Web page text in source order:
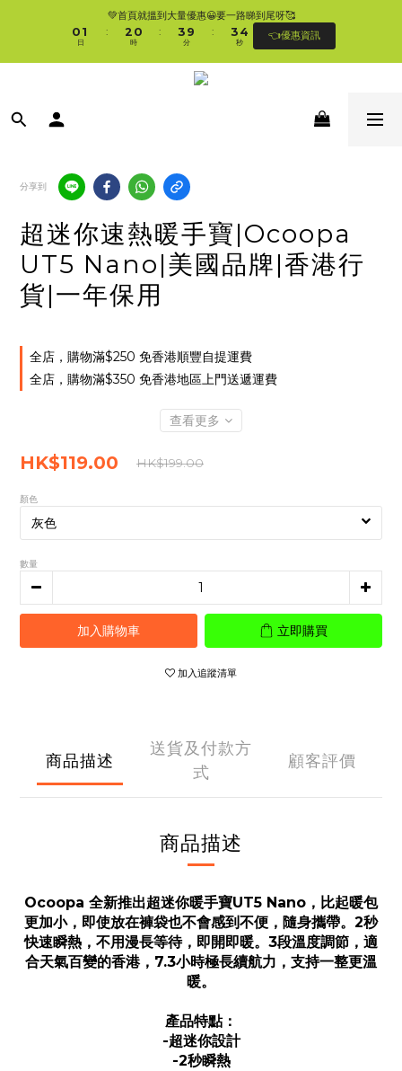
🛍香港購物滿$250免順豐自提櫃🚛 | 香港滿$350/澳門滿$499即免運費直接送上門
💚首頁就搵到大量優惠😀要一路睇到尾呀🥰
0 1
0
日
:
3
2
1
0
1
0
時
:
4
3
2
1
9
8
7
0
分
:
4
3
2
1
5
4
3
2
秒
👈優惠資訊
🛍香港購物滿$250免順豐自提櫃🚛 | 香港滿$350/澳門滿$499即免運費直接送上門
分享到
超迷你速熱暖手寶|Ocoopa
UT5 Nano|美國品牌|香港行
貨|一年保用
全店，購物滿$250 免香港順豐自提運費
全店，購物滿$350 免香港地區上門送遞運費
查看更多
HK$119.00 HK$199.00
顏色
數量
加入購物車 立即購買
加入追蹤清單
商品描述
送貨及付款方
式
顧客評價
商品描述
Ocoopa 全新推出超迷你暖手寶UT5 Nano，比起暖包
更加小，即使放在褲袋也不會感到不便，隨身攜帶。2秒
快速瞬熱，不用漫長等待，即開即暖。3段溫度調節，適
合天氣百變的香港，7.3小時極長續航力，支持一整更溫
暖。
產品特點：
-超迷你設計
-2秒瞬熱